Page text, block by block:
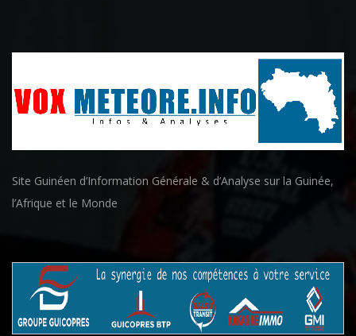
Site Guinéen d’Information Générale & d’Analyse sur la Guinée,
l’Afrique et le Monde